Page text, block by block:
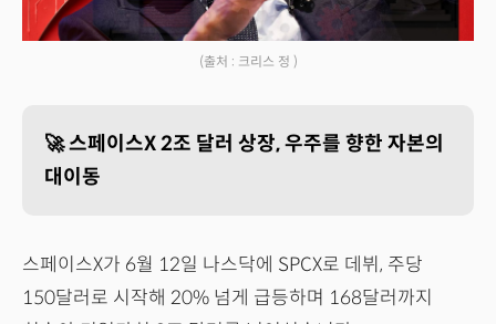
(출처 : 크리스 정 )
🚀 스페이스X 2조 달러 상장, 우주를 향한 자본의
대이동
스페이스X가 6월 12일 나스닥에 SPCX로 데뷔, 주당
150달러로 시작해 20% 넘게 급등하며 168달러까지